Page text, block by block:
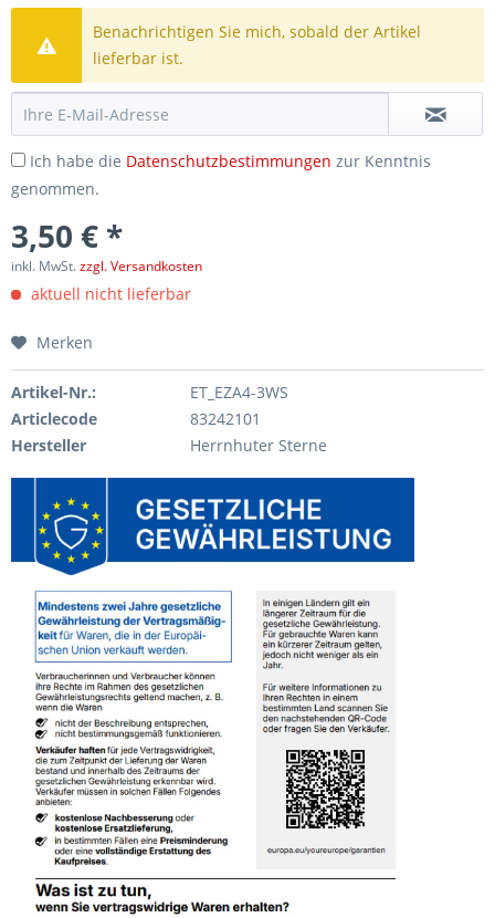
Benachrichtigen Sie mich, sobald der Artikel
lieferbar ist.
Ich habe die Datenschutzbestimmungen zur Kenntnis
genommen.
3,50 € *
inkl. MwSt.zzgl. Versandkosten
aktuell nicht lieferbar
Merken
Artikel-Nr.:
ET_EZA4-3WS
Articlecode
83242101
Hersteller
Herrnhuter Sterne